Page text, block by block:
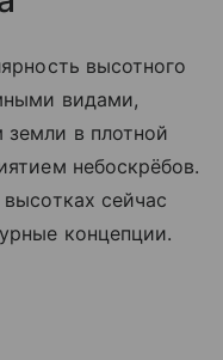
высотного
видами,
в плотной
небоскрёбов.
сейчас
концепции.